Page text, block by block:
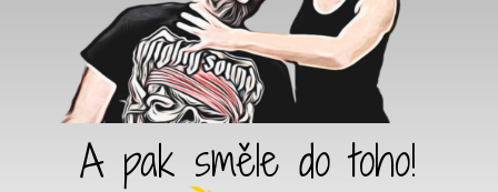
A pak směle do toho!